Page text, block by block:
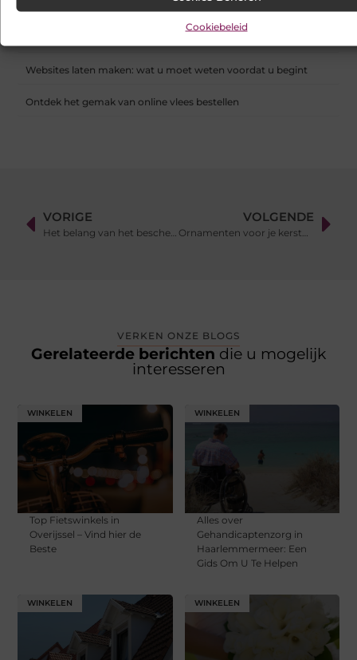
Cookiebeleid
Samen scheiden zonder strijd: zo houd je overzicht in een
Websites laten maken: wat u moet weten voordat u begint
Ontdek het gemak van online vlees bestellen
VORIGE
Het belang van het beschermen van je huisdier met Vectra
VOLGENDE
Ornamenten voor je kerstboom Arnhem
VERKEN ONZE BLOGS
Gerelateerde berichten die u mogelijk
interesseren
WINKELEN
Top Fietswinkels in
Overijssel – Vind hier de
Beste
WINKELEN
Alles over
Gehandicaptenzorg in
Haarlemmermeer: Een
Gids Om U Te Helpen
WINKELEN WINKELEN